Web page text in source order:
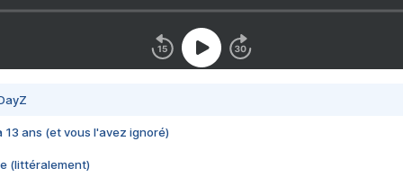
13 ans (et vous l'avez ignoré)
(littéralement)